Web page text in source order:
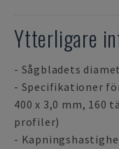
Ytterligare
- Sågbladets
- Specifikationer
400 x 3,0 mm, 160
profiler)
-